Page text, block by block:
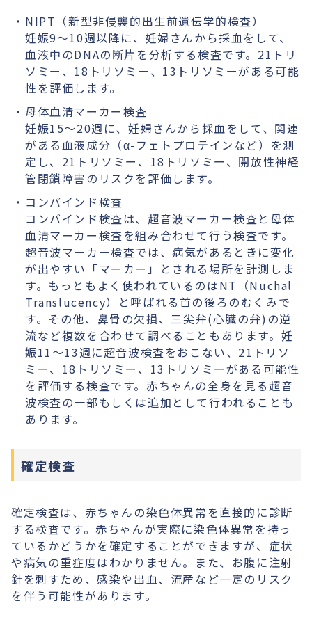
NIPT（新型非侵襲的出生前遺伝学的検査）
妊娠9〜10週以降に、妊婦さんから採血をして、
血液中のDNAの断片を分析する検査です。21トリ
ソミー、18トリソミー、13トリソミーがある可能
性を評価します。
母体血清マーカー検査
妊娠15〜20週に、妊婦さんから採血をして、関連
がある血液成分（α-フェトプロテインなど）を測
定し、21トリソミー、18トリソミー、開放性神経
管閉鎖障害のリスクを評価します。
コンバインド検査
コンバインド検査は、超音波マーカー検査と母体
血清マーカー検査を組み合わせて行う検査です。
超音波マーカー検査では、病気があるときに変化
が出やすい「マーカー」とされる場所を計測しま
す。もっともよく使われているのはNT（Nuchal
Translucency）と呼ばれる首の後ろのむくみで
す。その他、鼻骨の欠損、三尖弁(心臓の弁)の逆
流など複数を合わせて調べることもあります。妊
娠11〜13週に超音波検査をおこない、21トリソ
ミー、18トリソミー、13トリソミーがある可能性
を評価する検査です。赤ちゃんの全身を見る超音
波検査の一部もしくは追加として行われることも
あります。
確定検査
確定検査は、赤ちゃんの染色体異常を直接的に診断
する検査です。赤ちゃんが実際に染色体異常を持っ
ているかどうかを確定することができますが、症状
や病気の重症度はわかりません。また、お腹に注射
針を刺すため、感染や出血、流産など一定のリスク
を伴う可能性があります。